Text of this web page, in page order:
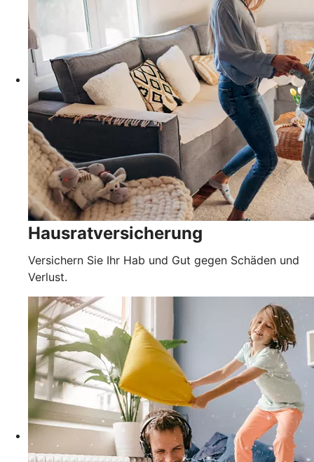
Hausratversicherung
Versichern Sie Ihr Hab und Gut gegen Schäden und
Verlust.